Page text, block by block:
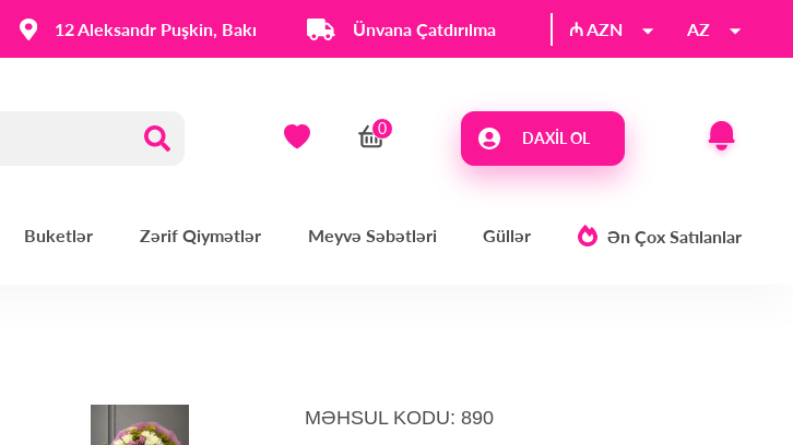
12 Aleksandr Puşkin, Bakı Ünvana Çatdırılma ₼ AZN AZ
DAXIL OL
Buketlər Zərif Qiymətlər Meyvə Səbətləri Güllər Ən Çox Satılanlar
MƏHSUL KODU: 890